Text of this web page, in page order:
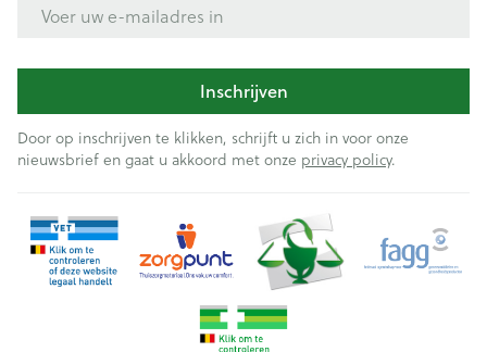
Inschrijven
Door op inschrijven te klikken, schrijft u zich in voor onze
nieuwsbrief en gaat u akkoord met onze privacy policy.